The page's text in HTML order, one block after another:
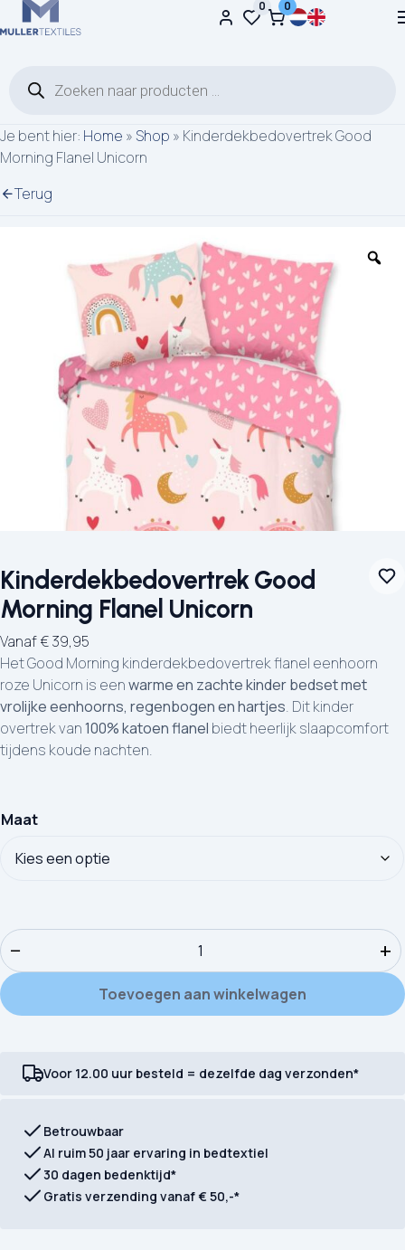
Ga naar de inhoud 0 0
Je bent hier: Home » Shop » Kinderdekbedovertrek Good
Morning Flanel Unicorn
Terug
Kinderdekbedovertrek Good
Morning Flanel Unicorn
Vanaf€39,95
Het Good Morning kinderdekbedovertrek flanel eenhoorn
roze Unicorn is eenwarme en zachte kinder bedset met
vrolijke eenhoorns, regenbogen en hartjes. Dit kinder
overtrek van100% katoen flanel biedt heerlijk slaapcomfort
tijdens koude nachten.
Maat
Kinderdekbedovertrek Good Morning Flanel Unicorn aantal
− +
Toevoegen aan winkelwagen
Voor 12.00 uur besteld = dezelfde dag verzonden*
Betrouwbaar
Al ruim 50 jaar ervaring in bedtextiel
30 dagen bedenktijd*
Gratis verzending vanaf € 50,-*